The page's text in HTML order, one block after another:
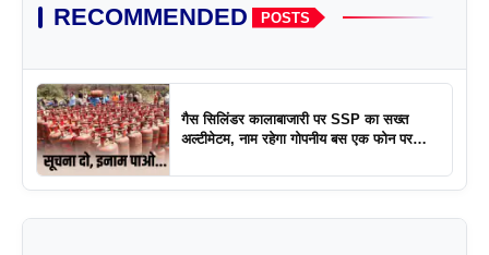
RECOMMENDED POSTS
गैस सिलिंडर कालाबाजारी पर SSP का सख्त
अल्टीमेटम, नाम रहेगा गोपनीय बस एक फोन पर